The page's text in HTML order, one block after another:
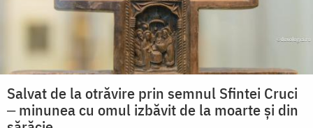
Salvat de la otrăvire prin semnul Sfintei Cruci
‒ minunea cu omul izbăvit de la moarte și din